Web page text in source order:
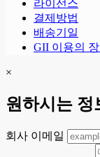
라이선스
결제방법
배송기일
GII 이용의
×
원하시는 정
회사 이메일